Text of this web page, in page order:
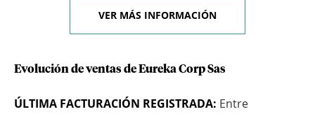
VER MÁS INFORMACIÓN
Evolución de ventas de Eureka Corp Sas
ÚLTIMA FACTURACIÓN REGISTRADA: Entre